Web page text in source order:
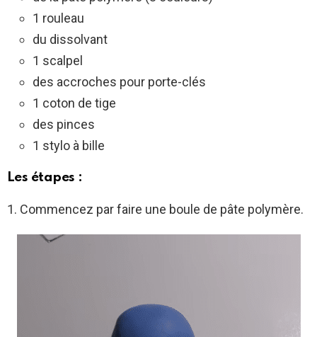
1 rouleau
du dissolvant
1 scalpel
des accroches pour porte-clés
1 coton de tige
des pinces
1 stylo à bille
Les étapes :
1. Commencez par faire une boule de pâte polymère.